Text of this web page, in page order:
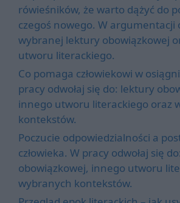
rówieśników, że warto dążyć do
czegoś nowego. W argumentacji
wybranej lektury obowiązkowej
utworu literackiego.
Co pomaga człowiekowi w
pracy odwołaj się do: lektury
innego utworu literackiego oraz
kontekstów.
Poczucie odpowiedzialności a
człowieka. W pracy odwołaj się
obowiązkowej, innego utworu
wybranych kontekstów.